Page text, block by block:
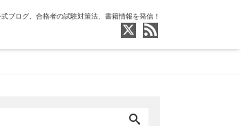
ブログ。合格者の試験対策法、書籍情報を発信！